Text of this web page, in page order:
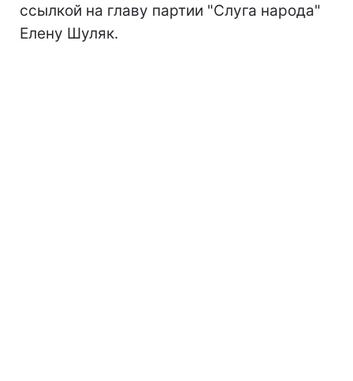
ссылкой на главу партии "Слуга народа"
Елену Шуляк.